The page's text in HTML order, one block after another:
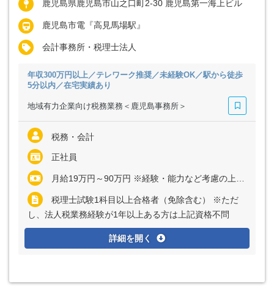
鹿児島県鹿児島市山之口町2-30 鹿児島第一海上ビル
鹿児島市電『高見馬場駅』
会計事務所・税理士法人
年収300万円以上／テレワーク推奨／未経験OK／駅から徒歩
5分以内／在宅実績あり
地域有力企業向け税務業務＜鹿児島事務所＞
税務・会計
正社員
月給19万円～90万円 ※経験・能力など考慮の上、決定いたします ※アソシエイト／シニアアソシエイトは残業代全額支給 ※マネジャーまたはシニアマネジャーの場合、管理監督者採用のため残業代支給なし
税理士試験1科目以上合格者（免除含む） ※ただ
し、法人税業務経験が1年以上ある方は上記資格不問
詳細を開く